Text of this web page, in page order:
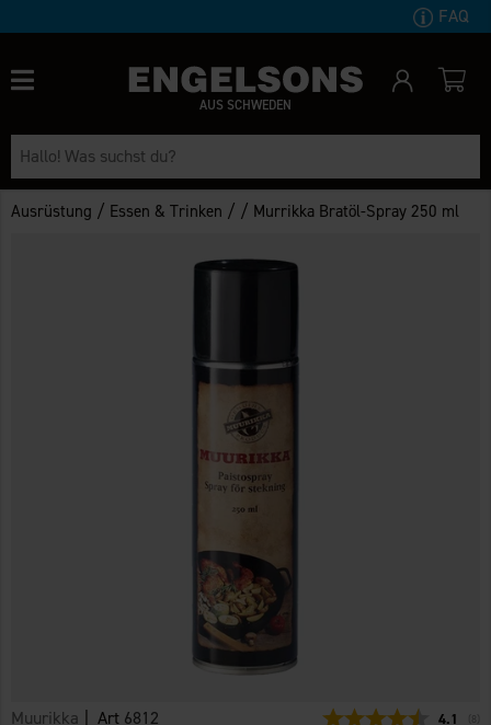
FAQ
AUS SCHWEDEN
Ausrüstung / Essen & Trinken / / Murrikka Bratöl-Spray 250 ml
Muurikka | Art 6812 4.1